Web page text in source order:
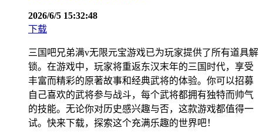
2026/6/5 15:32:48
下载
三国吧兄弟满v无限元宝游戏已为玩家提供了所有道具解
锁。在游戏中，玩家将重返东汉末年的三国时代，享受
丰富而精彩的原著故事和经典武将的体验。你可以招募
自己喜欢的武将参与战斗，每个武将都拥有独特而帅气
的技能。无论你对历史感兴趣与否，这款游戏都值得一
试。快来下载，探索这个充满乐趣的世界吧！